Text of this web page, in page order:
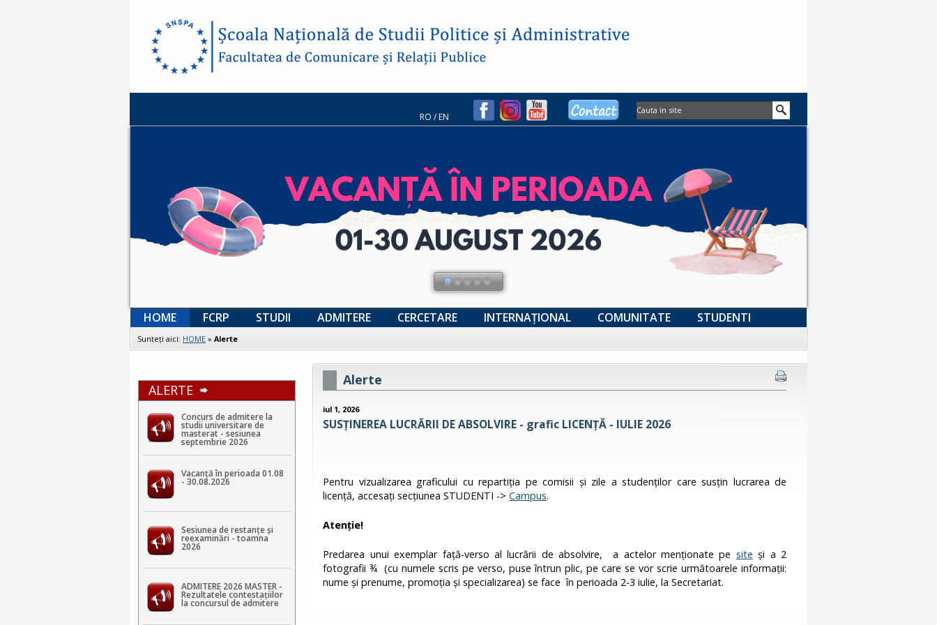
RO /EN
HOME FCRP STUDII ADMITERE CERCETARE INTERNAȚIONAL COMUNITATE STUDENTI
Sunteţi aici: HOME» Alerte
ALERTE
Concurs de admitere la
studii universitare de
masterat - sesiunea
septembrie 2026
Vacanță în perioada 01.08
- 30.08.2026
Sesiunea de restanțe și
reexaminări - toamna
2026
ADMITERE 2026 MASTER -
Rezultatele contestaţiilor
la concursul de admitere
Alerte
iul 1, 2026
SUSȚINEREA LUCRĂRII DE ABSOLVIRE - grafic LICENȚĂ - IULIE 2026
Pentru vizualizarea graficului cu repartiţia pe comisii şi zile a studenţilor care susţin lucrarea de
licență, accesați secțiunea STUDENTI ->Campus.
Atenţie!
Predarea unui exemplar faţă-verso al lucrării de absolvire, a actelor menţionate pe site și a 2
fotografii ¾ (cu numele scris pe verso, puse întrun plic, pe care se vor scrie următoarele informaţii:
nume şi prenume, promoţia şi specializarea) se face în perioada 2-3 iulie, la Secretariat.